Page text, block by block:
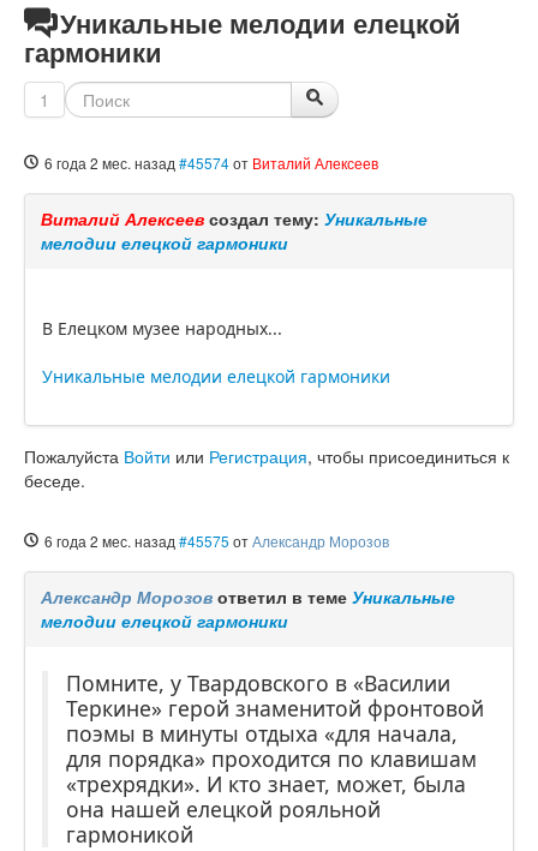
Уникальные мелодии елецкой
гармоники
1
6 года 2 мес. назад #45574от Виталий Алексеев
Виталий Алексеев создал тему: Уникальные
мелодии елецкой гармоники
В Елецком музее народных...
Уникальные мелодии елецкой гармоники
Пожалуйста Войти или Регистрация, чтобы присоединиться к
беседе.
6 года 2 мес. назад #45575 отАлександр Морозов
Александр Морозов ответил в теме Уникальные
мелодии елецкой гармоники
Помните, у Твардовского в «Василии
Теркине» герой знаменитой фронтовой
поэмы в минуты отдыха «для начала,
для порядка» проходится по клавишам
«трехрядки». И кто знает, может, была
она нашей елецкой рояльной
гармоникой